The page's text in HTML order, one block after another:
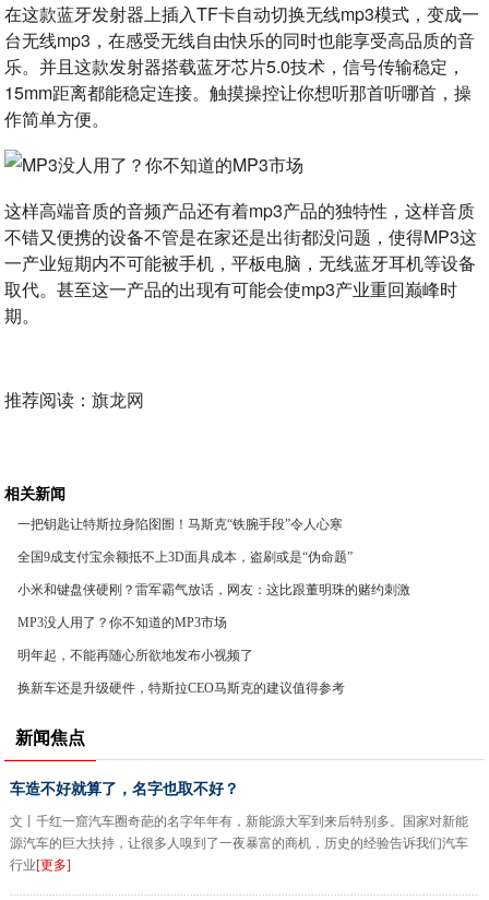
在这款蓝牙发射器上插入TF卡自动切换无线mp3模式，变成一
台无线mp3，在感受无线自由快乐的同时也能享受高品质的音
乐。并且这款发射器搭载蓝牙芯片5.0技术，信号传输稳定，
15mm距离都能稳定连接。触摸操控让你想听那首听哪首，操
作简单方便。
这样高端音质的音频产品还有着mp3产品的独特性，这样音质
不错又便携的设备不管是在家还是出街都没问题，使得MP3这
一产业短期内不可能被手机，平板电脑，无线蓝牙耳机等设备
取代。甚至这一产品的出现有可能会使mp3产业重回巅峰时
期。
推荐阅读：旗龙网
相关新闻
一把钥匙让特斯拉身陷囹圄！马斯克“铁腕手段”令人心寒
全国9成支付宝余额抵不上3D面具成本，盗刷或是“伪命题”
小米和键盘侠硬刚？雷军霸气放话，网友：这比跟董明珠的赌约刺激
MP3没人用了？你不知道的MP3市场
明年起，不能再随心所欲地发布小视频了
换新车还是升级硬件，特斯拉CEO马斯克的建议值得参考
新闻焦点
车造不好就算了，名字也取不好？
文丨千红一窟汽车圈奇葩的名字年年有，新能源大军到来后特别多。国家对新能
源汽车的巨大扶持，让很多人嗅到了一夜暴富的商机，历史的经验告诉我们汽车
行业[更多]